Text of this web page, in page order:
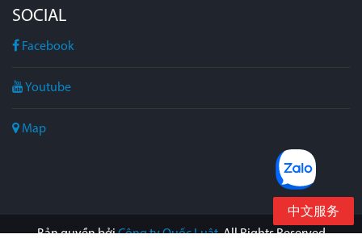
SOCIAL
Facebook
Youtube
Map
Bản quyền bởiCông ty Quốc Luật. All Rights Reserved
中文服务